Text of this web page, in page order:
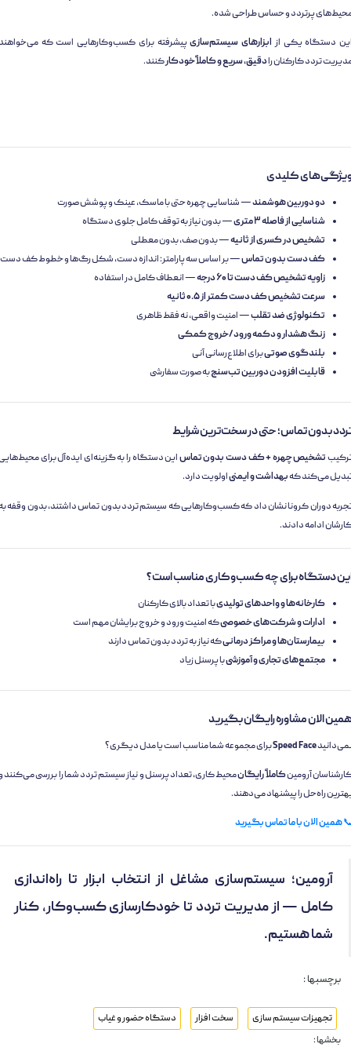
پرتردد و حساس طراحی شده.
دستگاه یکی از ابزارهای سیستم‌سازیپیشرفته برای کسب‌وکارهایی است که می‌خواهند
تردد کارکنان رادقیق، سریع و کاملاً خودکارکنند.
کلیدی
دو دوربین هوشمند— شناسایی چهره حتی با ماسک، عینک و پوشش صورت
شناسایی از فاصله ۳ متری
— بدون نیاز به توقف کامل جلوی دستگاه
تشخیص در کسری از ثانیه— بدون صف، بدون معطلی
کف دست بدون تماس— بر اساس سه پارامتر: اندازه دست، شکل رگ‌ها و خطوط کف دست
زاویه تشخیص کف دست تا ۶۰ درجه
— انعطاف کامل در استفاده
سرعت تشخیص کف دست کمتر از ۰.۵ ثانیه
تکنولوژی ضد تقلب— امنیت واقعی، نه فقط ظاهری
زنگ هشدار و دکمه ورود/خروج کمکی
بلندگوی صوتیبرای اطلاع‌رسانی آنی
قابلیت افزودن دوربین تب‌سنجبه صورت سفارشی
بدون تماس؛ حتی در سخت‌ترین شرایط
تشخیص چهره + کف دست بدون تماساین دستگاه را به گزینه‌ای ایده‌آل برای محیط‌هایی
می‌کند کهبهداشت و ایمنیاولویت دارد.
دوران کرونا نشان داد که کسب‌وکارهایی که سیستم تردد بدون تماس داشتند، بدون وقفه به
ادامه دادند.
دستگاه برای چه کسب‌وکاری مناسب است؟
کارخانه‌ها و واحدهای تولیدیبا تعداد بالای کارکنان
ادارات و شرکت‌های خصوصیکه امنیت ورود و خروج برایشان مهم است
بیمارستان‌ها و مراکز درمانیکه نیاز به تردد بدون تماس دارند
مجتمع‌های تجاری و آموزشیبا پرسنل زیاد
الان مشاوره رایگان بگیرید
Speed Faceبرای مجموعه شما مناسب است یا مدل دیگری؟
آرومینکاملاً رایگانمحیط کاری، تعداد پرسنل و نیاز سیستم تردد شما را بررسی می‌کنند و
راه‌حل را پیشنهاد می‌دهند.
همین الان با ما تماس بگیرید
آرومین؛ سیستم‌سازی مشاغل از انتخاب ابزار تا راه‌اندازی
کامل — از مدیریت تردد تا خودکارسازی کسب‌وکار، کنار
شما هستیم.
برچسبها :
تجهیزات سیستم سازی سخت افزار
دستگاه حضور و غیاب
بخشها :